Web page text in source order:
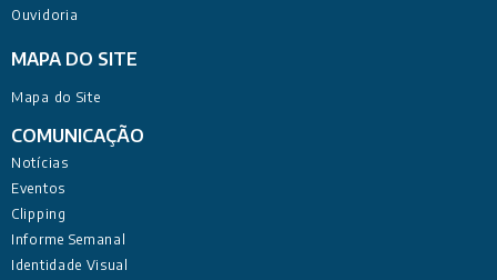
Ouvidoria
MAPA DO SITE
Mapa do Site
COMUNICAÇÃO
Notícias
Eventos
Clipping
Informe Semanal
Identidade Visual